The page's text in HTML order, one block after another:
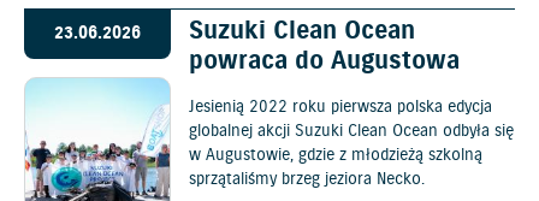
23.06.2026
Suzuki Clean Ocean
powraca do Augustowa
Jesienią 2022 roku pierwsza polska edycja
globalnej akcji Suzuki Clean Ocean odbyła się
w Augustowie, gdzie z młodzieżą szkolną
sprzątaliśmy brzeg jeziora Necko.